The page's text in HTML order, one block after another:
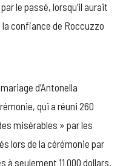
le passé, lorsqu’il aurait
confiance de Roccuzzo
d’Antonella
qui a réuni 260
misérables » par les
lors de la cérémonie par
à seulement 11 000 dollars,